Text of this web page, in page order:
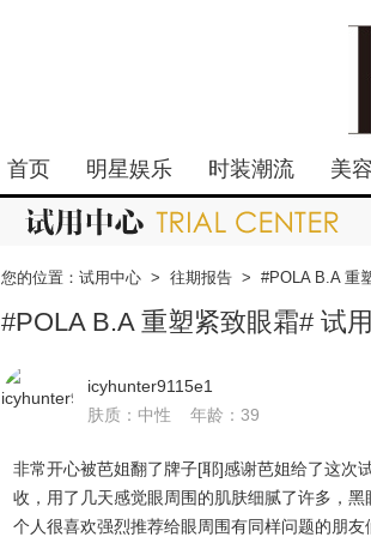
首页 明星娱乐 时装潮流 美
您的位置： 试用中心 > 往期报告 > #POLA B.A 重
#POLA B.A 重塑紧致眼霜# 试
icyhunter9115e1
肤质：中性 年龄：39
非常开心被芭姐翻了牌子[耶]感谢芭姐给了这次
收，用了几天感觉眼周围的肌肤细腻了许多，
个人很喜欢强烈推荐给眼周围有同样问题的朋友